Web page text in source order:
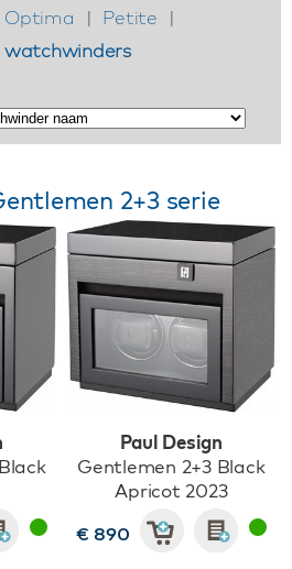
Optima | Petite
|
watchwinders
2+3 serie
Paul Design
Gentlemen 2+3 Black
Apricot 2023
€ 890